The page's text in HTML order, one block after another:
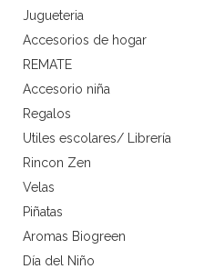
Jugueteria
Accesorios de hogar
REMATE
Accesorio niña
Regalos
Utiles escolares/ Librería
Rincon Zen
Velas
Piñatas
Aromas Biogreen
Día del Niño